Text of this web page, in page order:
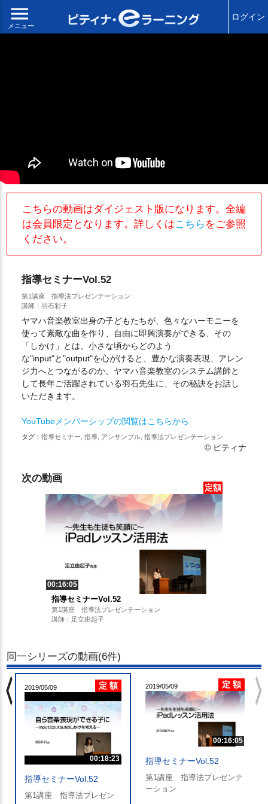
menu
メニュー
ログイン
こちらの動画はダイジェスト版になります。全編
は会員限定となります。詳しくはこちら をご参照
ください。
指導セミナーVol.52
第1講座 指導法プレゼンテーション
講師：羽石彩子
ヤマハ音楽教室出身の子どもたちが、色々なハーモニーを
使って素敵な曲を作り、自由に即興演奏ができる、その
「しかけ」とは。小さな頃からどのよう
な"input"と"output"を心がけると、豊かな演奏表現、アレン
ジ力へとつながるのか、ヤマハ音楽教室のシステム講師と
して長年ご活躍されている羽石先生に、その秘訣をお話し
いただきます。
YouTubeメンバーシップの閲覧はこちらから
タグ： 指導セミナー, 指導, アンサンブル, 指導法プレゼンテーション
© ピティナ
次の動画
定額
00:16:05
指導セミナーVol.52
第1講座 指導法プレゼンテーション
講師：足立由起子
同一シリーズの動画(6件)
2019/05/09 定 額
00:18:23
指導セミナーVol.52
第1講座 指導法プレゼン
2019/05/09 定 額
00:16:05
指導セミナーVol.52
第1講座 指導法プレゼンテ
ーション
chevron_left chevron_right